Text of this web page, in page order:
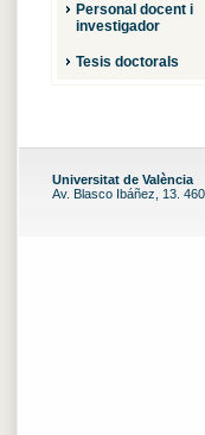
Personal docent i
investigador
Tesis doctorals
Universitat de València
Av. Blasco Ibáñez, 13.